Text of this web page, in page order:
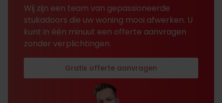
Wij zijn een team van gepassioneerde
stukadoors die uw woning mooi afwerken. U
kunt in één minuut een offerte aanvragen
zonder verplichtingen.
Gratis offerte aanvragen